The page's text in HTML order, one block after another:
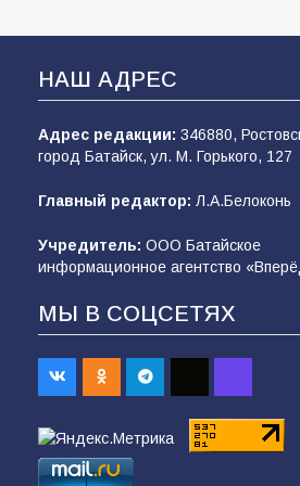
НАШ АДРЕС
Адрес редакции: 346880,
город Батайск, ул. М. Горького, 127
Главный редактор: Л.А.Белоконь
Учредитель: ООО Батайское
информационное агентство
МЫ В СОЦСЕТЯХ